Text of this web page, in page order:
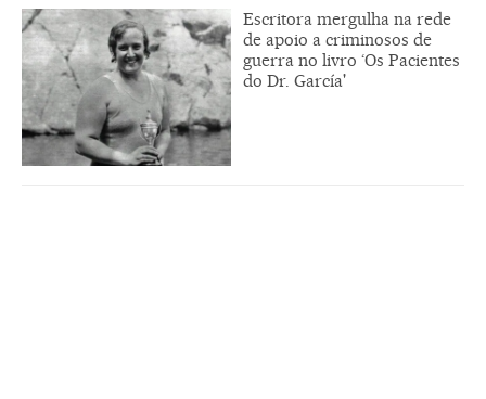
Escritora mergulha na rede
de apoio a criminosos de
guerra no livro ‘Os Pacientes
do Dr. García'